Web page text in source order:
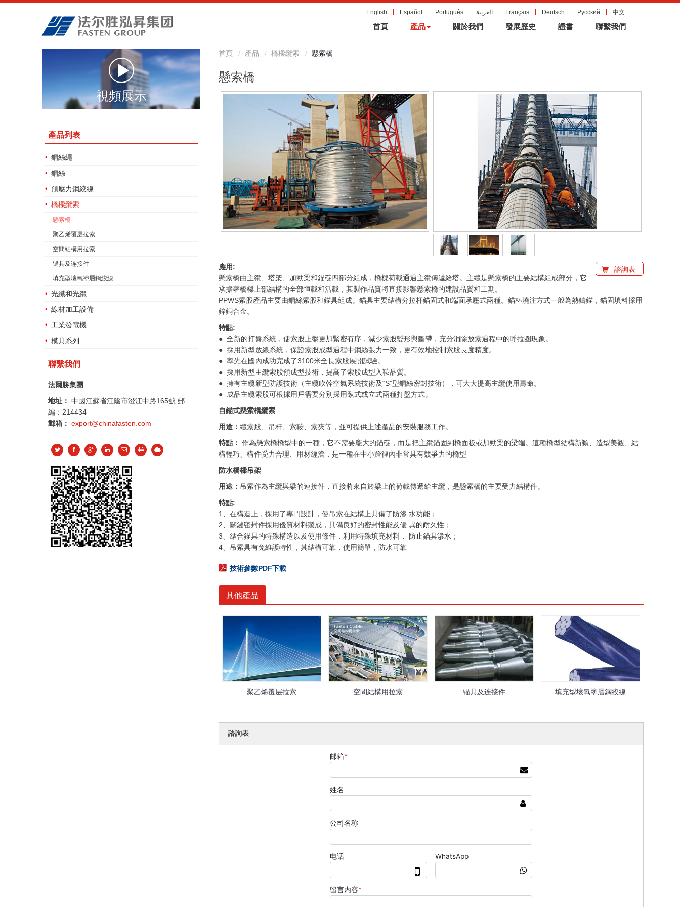
English Español Português العربية Français Deutsch Русский 中文
首頁 產品 關於我們 發展歷史 證書 聯繫我們
視頻展示
首頁 產品 橋樑纜索 懸索橋
懸索橋
諮詢表
應用:
懸索橋由主纜、塔架、加勁梁和錨碇四部分組成，橋樑荷載通過主纜傳遞給塔。主纜是懸索橋的主要結構組成部分，它
承擔著橋樑上部結構的全部恒載和活載，其製作品質將直接影響懸索橋的建設品質和工期。
PPWS索股產品主要由鋼絲索股和錨具組成。錨具主要結構分拉杆錨固式和端面承壓式兩種。錨杯澆注方式一般為熱鑄錨，錨固填料採用
鋅銅合金。
特點:
● 全新的打盤系統，使索股上盤更加緊密有序，減少索股變形與斷帶，充分消除放索過程中的呼拉圈現象。
● 採用新型放線系統，保證索股成型過程中鋼絲張力一致，更有效地控制索股長度精度。
● 率先在國內成功完成了3100米全長索股展開試驗。
● 採用新型主纜索股預成型技術，提高了索股成型入鞍品質。
● 擁有主纜新型防護技術（主纜吹幹空氣系統技術及“S”型鋼絲密封技術），可大大提高主纜使用壽命。
● 成品主纜索股可根據用戶需要分別採用臥式或立式兩種打盤方式。
自錨式懸索橋纜索
用途： 纜索股、吊杆、索鞍、索夾等，並可提供上述產品的安裝服務工作。
特點： 作為懸索橋橋型中的一種，它不需要龐大的錨碇，而是把主纜錨固到橋面板或加勁梁的梁端。這種橋型結構新穎、造型美觀、結
構輕巧、構件受力合理、用材經濟，是一種在中小跨徑內非常具有競爭力的橋型
防水橋樑吊架
用途： 吊索作為主纜與梁的連接件，直接將來自於梁上的荷載傳遞給主纜，是懸索橋的主要受力結構件。
特點:
1、在構造上，採用了專門設計，使吊索在結構上具備了防滲 水功能；
2、關鍵密封件採用優質材料製成，具備良好的密封性能及優 異的耐久性；
3、結合錨具的特殊構造以及使用條件，利用特殊填充材料， 防止錨具滲水；
4、吊索具有免維護特性，其結構可靠，使用簡單，防水可靠
技術參數PDF下載
其他產品
聚乙烯覆层拉索 空間結構用拉索 锚具及连接件 填充型壞氧塗層鋼絞線
諮詢表
產品列表
鋼絲繩
鋼絲
預應力鋼絞線
橋樑纜索
懸索橋
聚乙烯覆层拉索
空間結構用拉索
锚具及连接件
填充型壞氧塗層鋼絞線
光纖和光纜
線材加工設備
工業發電機
模具系列
聯繫我們
法爾勝集團
地址： 中國江蘇省江陰市澄江中路165號 郵
編：214434
郵箱： export@chinafasten.com